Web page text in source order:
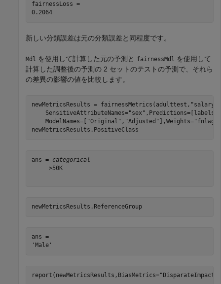
fairnessLoss =
0.2064
新しい分類誤差は元の分類誤差と同程度です。
Mdl を使用して計算した元の予測と fairnessMdl
を使用して
計算した調整後の予測の 2 セットのテストの予測で、それら
の差異の影響の値を比較します。
newMetricsResults = fairnessMetrics(adulttest, "salary"
    SensitiveAttributeNames=
"sex"
    ModelNames=[
"Original" , "Adjusted" ],Weights="fnlwgt"
newMetricsResults.PositiveClass
ans = categorical
     >50K
newMetricsResults.ReferenceGroup
ans =
report(newMetricsResults,BiasMetrics="DisparateImpact"